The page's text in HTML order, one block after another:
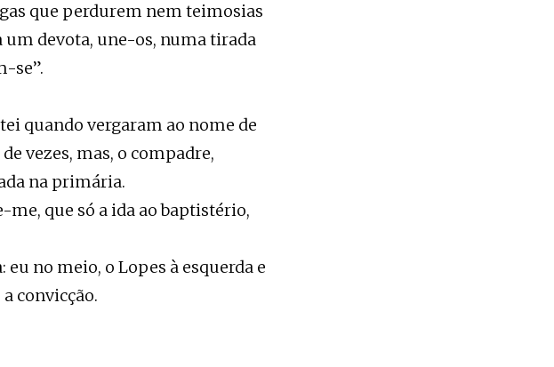
que perdurem nem teimosias
devota, une-os, numa tirada
se”.
quando vergaram ao nome de
vezes, mas, o compadre,
na primária.
me, que só a ida ao baptistério,
no meio, o Lopes à esquerda e
convicção.